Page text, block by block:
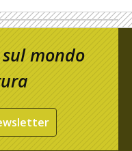
mondo